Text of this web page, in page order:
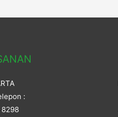
:
8298